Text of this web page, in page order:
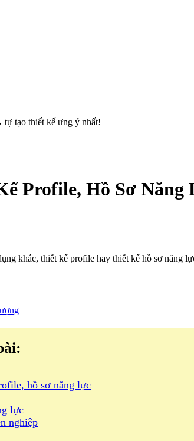
tạo thiết kế ưng ý nhất!
Profile, Hồ Sơ Năng
khác, thiết kế profile hay thiết kế hồ sơ năng
hồ sơ năng lực
lực
nghiệp